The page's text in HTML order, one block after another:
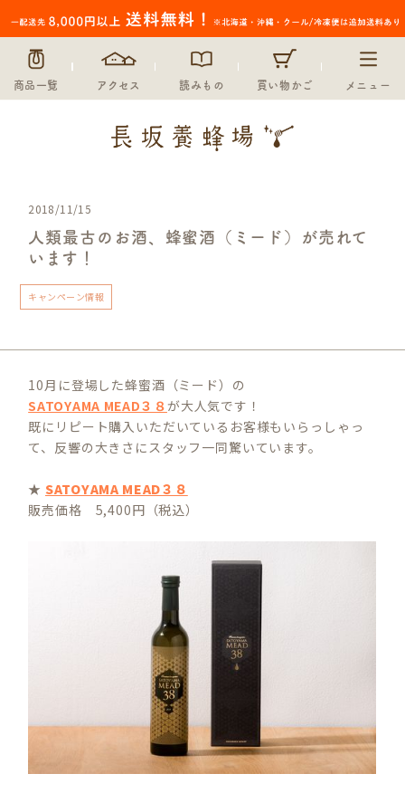
商品一覧 アクセス 読みもの 買い物かご メニュー
2018/11/15
人類最古のお酒、蜂蜜酒（ミード）が売れて
います！
キャンペーン情報
10月に登場した蜂蜜酒（ミード）の
SATOYAMA MEAD３８が大人気です！
既にリピート購入いただいているお客様もいらっしゃっ
て、反響の大きさにスタッフ一同驚いています。
★SATOYAMA MEAD３８
販売価格 5,400円（税込）